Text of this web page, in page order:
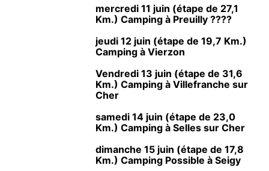
mercredi 11 juin (étape de 27,1
Km.) Camping à Preuilly ????
jeudi 12 juin (étape de 19,7 Km.)
Camping à Vierzon
Vendredi 13 juin (étape de 31,6
Km.) Camping à Villefranche sur
Cher
samedi 14 juin (étape de 23,0
Km.) Camping à Selles sur Cher
dimanche 15 juin (étape de 17,8
Km.) Camping Possible à Seigy